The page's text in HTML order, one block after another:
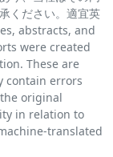
ください。適宜英
abstracts, and
were created
These are
contain errors
original
in relation to
translated